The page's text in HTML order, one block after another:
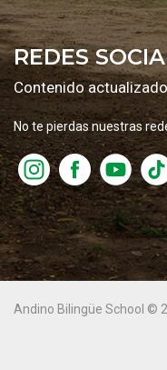
REDES
Contenido actualizado
No te pierdas nuestras
Andino Bilingüe School ©